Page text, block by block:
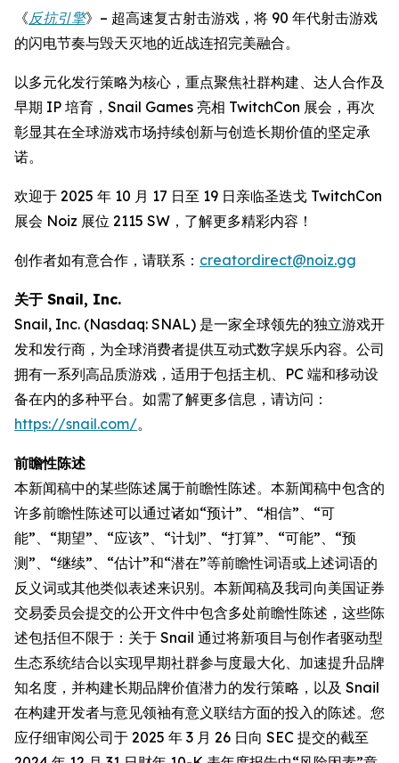
《反抗引擎》– 超高速复古射击游戏，将 90 年代射击游戏
的闪电节奏与毁天灭地的近战连招完美融合。
以多元化发行策略为核心，重点聚焦社群构建、达人合作及
早期 IP 培育，Snail Games 亮相 TwitchCon 展会，再次
彰显其在全球游戏市场持续创新与创造长期价值的坚定承
诺。
欢迎于 2025 年 10 月 17 日至 19 日亲临圣迭戈 TwitchCon
展会 Noiz 展位 2115 SW，了解更多精彩内容！
创作者如有意合作，请联系： creatordirect@noiz.gg
关于 Snail, Inc.
Snail, Inc. (Nasdaq: SNAL) 是一家全球领先的独立游戏开
发和发行商，为全球消费者提供互动式数字娱乐内容。公司
拥有一系列高品质游戏，适用于包括主机、PC 端和移动设
备在内的多种平台。如需了解更多信息，请访问：
https://snail.com/。
前瞻性陈述
本新闻稿中的某些陈述属于前瞻性陈述。本新闻稿中包含的
许多前瞻性陈述可以通过诸如“预计”、“相信”、“可
能”、“期望”、“应该”、“计划”、“打算”、“可能”、“预
测”、“继续”、“估计”和“潜在”等前瞻性词语或上述词语的
反义词或其他类似表述来识别。本新闻稿及我司向美国证券
交易委员会提交的公开文件中包含多处前瞻性陈述，这些陈
述包括但不限于：关于 Snail 通过将新项目与创作者驱动型
生态系统结合以实现早期社群参与度最大化、加速提升品牌
知名度，并构建长期品牌价值潜力的发行策略，以及 Snail
在构建开发者与意见领袖有意义联结方面的投入的陈述。您
应仔细审阅公司于 2025 年 3 月 26 日向 SEC 提交的截至